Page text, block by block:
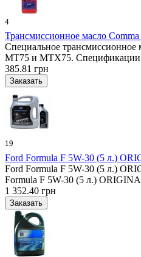
4
Трансмиссионное масло
Специальное трансмиссионное
MT75 и MTX75.
385.81 грн
19
Ford Formula F 5W-30 (5 л.)
Ford Formula F 5W-30 (5 л.)
Formula F 5W-30 (5 л.) ORIGINA
1 352.40 грн